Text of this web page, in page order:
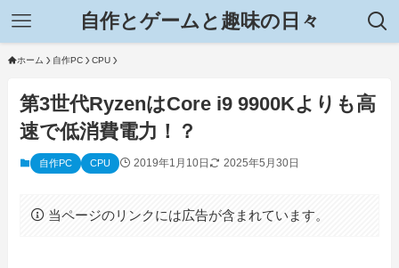
自作とゲームと趣味の日々
ホーム 自作PC CPU
第3世代RyzenはCore i9 9900Kよりも高
速で低消費電力！？
自作PC CPU 2019年1月10日 2025年5月30日
当ページのリンクには広告が含まれています。